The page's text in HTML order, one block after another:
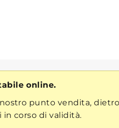
online.
punto vendita,
corso di validità.